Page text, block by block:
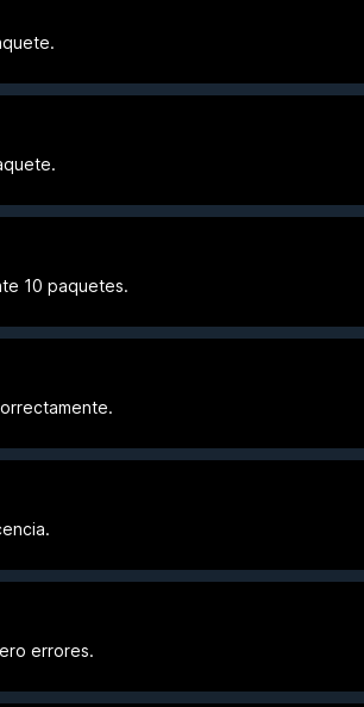
10 paquetes.
errores.